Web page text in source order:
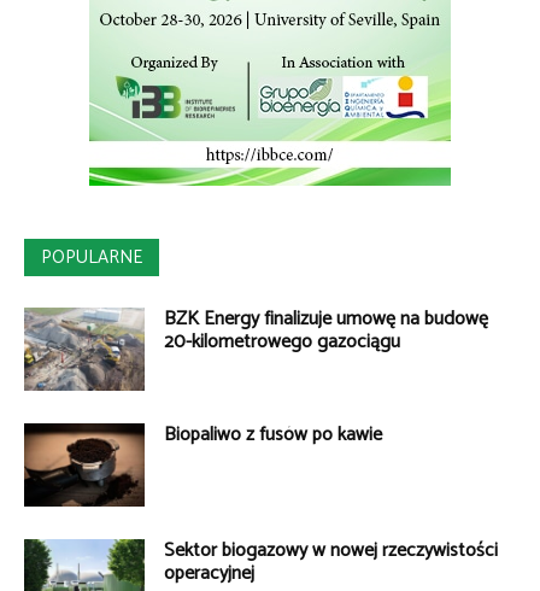
POPULARNE
BZK Energy finalizuje umowę na budowę
20-kilometrowego gazociągu
Biopaliwo z fusów po kawie
Sektor biogazowy w nowej rzeczywistości
operacyjnej